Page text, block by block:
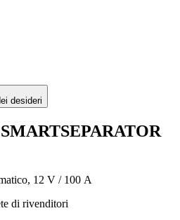
desideri
12 V / 100 A
di rivenditori